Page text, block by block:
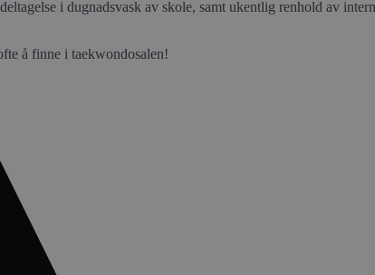
i dugnadsvask av skole, samt ukentlig renhold av
å finne i taekwondosalen!